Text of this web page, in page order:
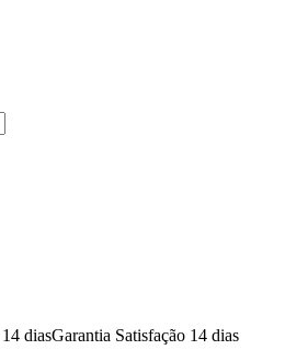
Garantia Satisfação 14 dias